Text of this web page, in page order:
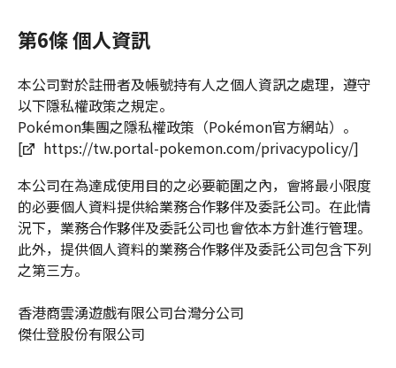
第6條 個人資訊
本公司對於註冊者及帳號持有人之個人資訊之處理，遵守
以下隱私權政策之規定。
Pokémon集團之隱私權政策（Pokémon官方網站）。
[
https://tw.portal-pokemon.com/privacypolicy/]
本公司在為達成使用目的之必要範圍之內，會將最小限度
的必要個人資料提供給業務合作夥伴及委託公司。在此情
況下，業務合作夥伴及委託公司也會依本方針進行管理。
此外，提供個人資料的業務合作夥伴及委託公司包含下列
之第三方。
香港商雲湧遊戲有限公司台灣分公司
傑仕登股份有限公司